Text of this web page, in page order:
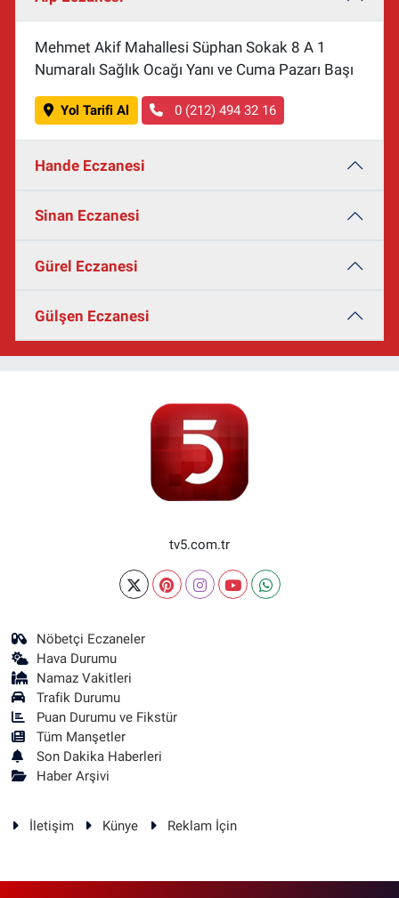
Mehmet Akif Mahallesi Süphan Sokak 8 A 1
Numaralı Sağlık Ocağı Yanı ve Cuma Pazarı Başı
Yol Tarifi Al 0 (212) 494 32 16
Hande Eczanesi
Sinan Eczanesi
Gürel Eczanesi
Gülşen Eczanesi
tv5.com.tr
Nöbetçi Eczaneler
Hava Durumu
Namaz Vakitleri
Trafik Durumu
Puan Durumu ve Fikstür
Tüm Manşetler
Son Dakika Haberleri
Haber Arşivi
İletişim Künye Reklam İçin